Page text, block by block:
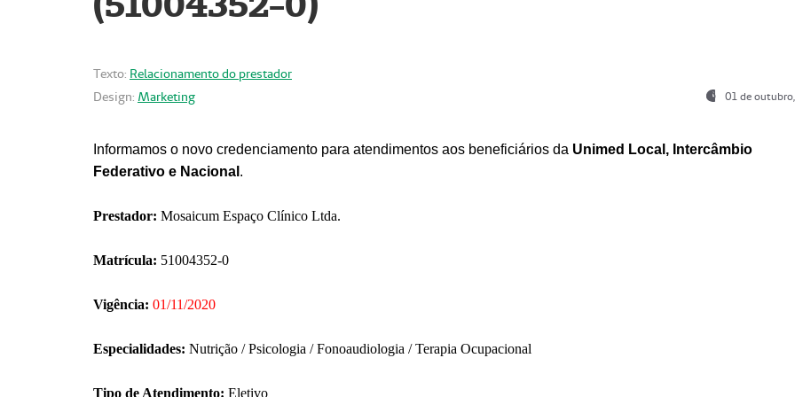
Texto: Relacionamento do prestador
Design: Marketing 01 de
Informamos o novo credenciamento para atendimentos aos beneficiários da Unimed Local, Intercâmbio
Federativo e Nacional .
Prestador: Mosaicum Espaço Clínico Ltda.
Matrícula: 51004352-0
Vigência: 01/11/2020
Especialidades: Nutrição / Psicologia / Fonoaudiologia / Terapia Ocupacional
Tipo de Atendimento: Eletivo